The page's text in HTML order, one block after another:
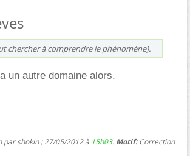
chercher à comprendre le phénomène).
un autre domaine alors.
shokin ; 27/05/2012 à 15h03. Motif:Correction